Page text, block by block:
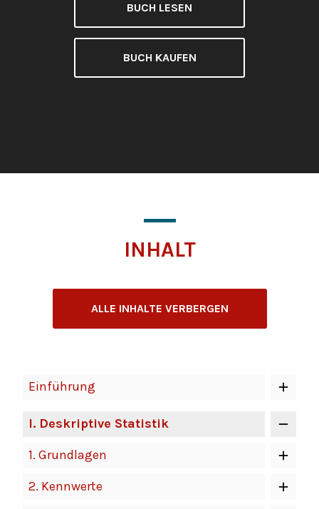
BUCH LESEN
BUCH KAUFEN
INHALT
ALLE INHALTE VERBERGEN
Einführung
I. Deskriptive Statistik
1. Grundlagen
2. Kennwerte